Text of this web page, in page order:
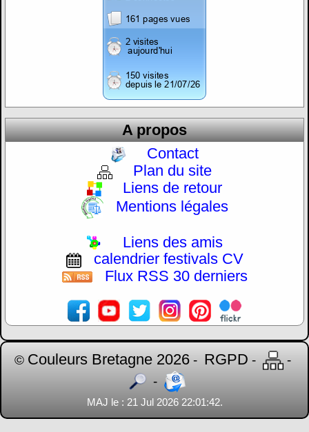
A propos
Contact
Plan du site
Liens de retour
Mentions légales
Liens des amis
calendrier festivals CV
Flux RSS 30 derniers
© Couleurs Bretagne 2026 - RGPD -
-
-
MAJ le : 21 Jul 2026 22:01:42.